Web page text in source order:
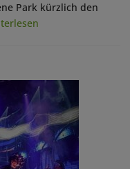
Park kürzlich den